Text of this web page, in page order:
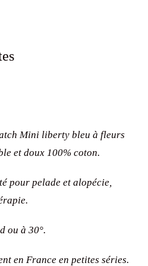
Mini liberty bleu à fleurs
et doux 100% coton.
pour pelade et alopécie,
ou à 30°.
en France en petites séries.